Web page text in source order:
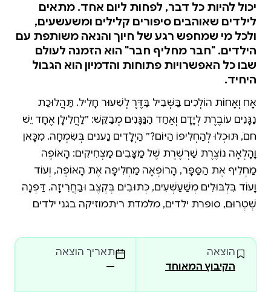
יכול להיות כל דבר, לפחות ליום אחד. מתאים
לילדים שאוהבים סיפורים קלילים ומשעשעים,
ולכל מי שמחפש רגע של חיוך והנאה משותפת עם
הילדים. "חבר מחליף חבר" הוא הזמנה לעולם
שבו כל האפשרויות פתוחות והדמיון הוא הגבול
היחיד.
אָח וְאָחוֹת הוֹלְכִים בַּשְּׁבִיל בַּדֶּרֶךְ לְשִׁעוּר חָלִיל. תַּהֲלוּכַת
נַגָּנִים עוֹבֶרֶת לְיָדָם וְאַחַד הַנַּגָּנִים מְבַקֵּשׁ: ״לַחֲלִילָן אֶחָד יֵשׁ
חםֹ, תּוּכְלוּ לְהַחְלִיפוֹ הַיּוֹם?״ הַיְלָדִים נַענים בְּשִׂמְחָה. מִכָּאן
וָהָלְאָה נוֹצֶרֶת שַׁרְשֶׁרֶת שֶׁל מַצָּבִים מַצְחִיקִים: הָאוֹפֶה
מַחְלִיף אֶת הַסַּפָּר, הָרוֹפְאָה מַחְלִיפָה אֶת הָאוֹפֶה, וְעוֹד
וָעוֹד בִּלְבּוּלִים מְשַׁעַשְׁעִים, כְּתוּבִים בְּקֶצֶב וּבַחֲרִיזָה. דַּפְנָה
שְׁטְרוּם, סופרת ילדים, מלמדת ריתמוזיקה בגני ילדים
הוצאה
הקיבוץ המאוחד
תאריך הוצאה
—